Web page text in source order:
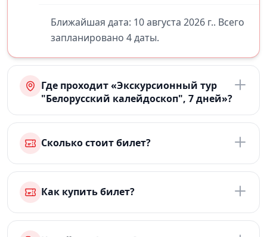
Ближайшая дата: 10 августа 2026 г.. Всего
запланировано 4 даты.
Где проходит «Экскурсионный тур
"Белорусский калейдоскоп", 7 дней»?
Сколько стоит билет?
Как купить билет?